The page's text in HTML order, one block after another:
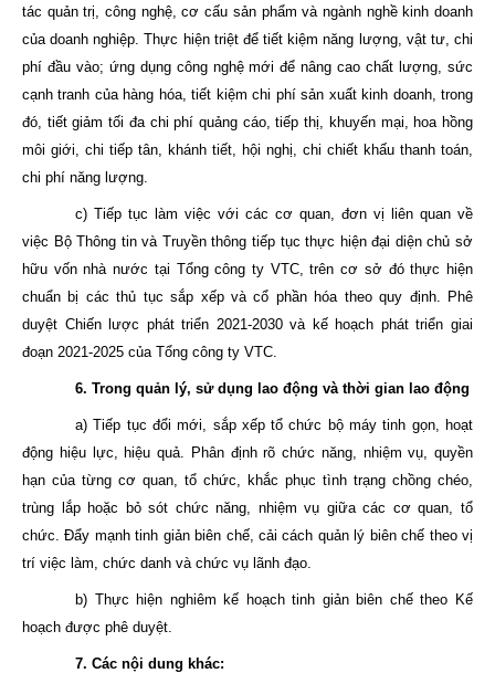
tác quản trị, công nghệ, cơ cấu sản phẩm và ngành nghề kinh doanh
của doanh nghiệp. Thực hiện triệt để tiết kiệm năng lượng, vật tư, chi
phí đầu vào; ứng dụng công nghệ mới để nâng cao chất lượng, sức
cạnh tranh của hàng hóa, tiết kiệm chi phí sản xuất kinh doanh, trong
đó, tiết giảm tối đa chi phí quảng cáo, tiếp thị, khuyến mại, hoa hồng
môi giới, chi tiếp tân, khánh tiết, hội nghị, chi chiết khấu thanh toán,
chi phí năng lượng.
c) Tiếp tục làm việc với các cơ quan, đơn vị liên quan về
việc Bộ Thông tin và Truyền thông tiếp tục thực hiện đại diện chủ sở
hữu vốn nhà nước tại Tổng công ty VTC, trên cơ sở đó thực hiện
chuẩn bị các thủ tục sắp xếp và cổ phần hóa theo quy định. Phê
duyệt Chiến lược phát triển 2021-2030 và kế hoạch phát triển giai
đoạn 2021-2025 của Tổng công ty VTC.
6. Trong quản lý, sử dụng lao động và thời gian lao động
a) Tiếp tục đổi mới, sắp xếp tổ chức bộ máy tinh gọn, hoạt
động hiệu lực, hiệu quả. Phân định rõ chức năng, nhiệm vụ, quyền
hạn của từng cơ quan, tổ chức, khắc phục tình trạng chồng chéo,
trùng lắp hoặc bỏ sót chức năng, nhiệm vụ giữa các cơ quan, tổ
chức. Đẩy mạnh tinh giản biên chế, cải cách quản lý biên chế theo vị
trí việc làm, chức danh và chức vụ lãnh đạo.
b) Thực hiện nghiêm kế hoạch tinh giản biên chế theo Kế
hoạch được phê duyệt.
7. Các nội dung khác: